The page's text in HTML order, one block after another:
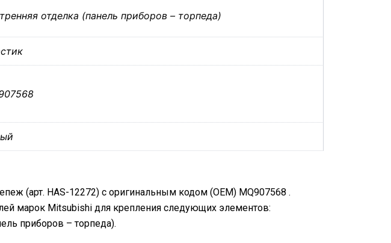
отделка (панель приборов – торпеда)
(арт. HAS-12272) с оригинальным кодом (OEM) MQ907568 .
марок Mitsubishi для крепления следующих элементов:
приборов – торпеда).